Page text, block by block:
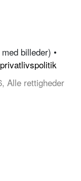
billeder) •
Alle rettigheder